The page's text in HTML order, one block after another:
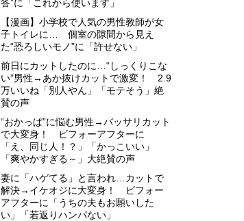
答”に「これから使います」
【漫画】小学校で人気の男性教師が女
子トイレに… 個室の隙間から見え
た“恐ろしいモノ”に「許せない」
前日にカットしたのに…“しっくりこな
い”男性→あか抜けカットで激変！ 2.9
万いいね「別人やん」「モテそう」絶
賛の声
“おかっぱ”に悩む男性→バッサリカット
で大変身！ ビフォーアフターに
「え、同じ人！？」「かっこいい」
「爽やかすぎる～」大絶賛の声
妻に「ハゲてる」と言われ…カットで
解決→イケオジに大変身！ ビフォー
アフターに「うちの夫もお願いした
い」「若返りハンパない」